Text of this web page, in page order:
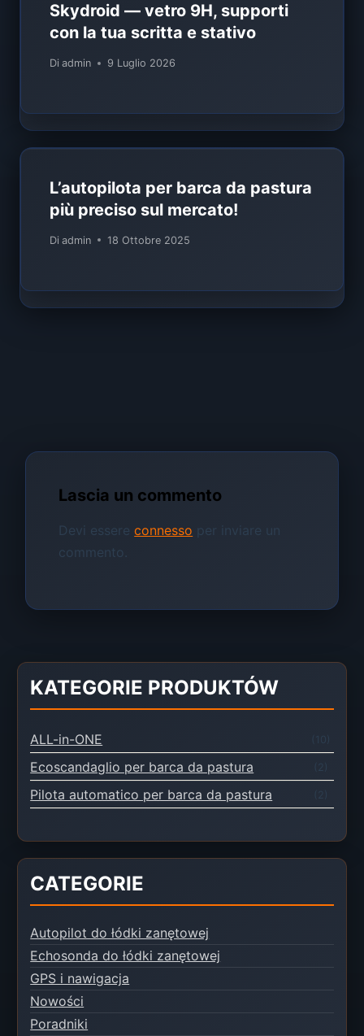
Skydroid — vetro 9H, supporti
con la tua scritta e stativo
Di admin 9 Luglio 2026
L’autopilota per barca da pastura
più preciso sul mercato!
Di admin 18 Ottobre 2025
Lascia un commento
Devi essereconnesso per inviare un
commento.
KATEGORIE PRODUKTÓW
ALL-in-ONE (10)
Ecoscandaglio per barca da pastura
Pilota automatico per barca da pastura
CATEGORIE
Autopilot do łódki zanętowej
Echosonda do łódki zanętowej
GPS i nawigacja
Nowości
Poradniki